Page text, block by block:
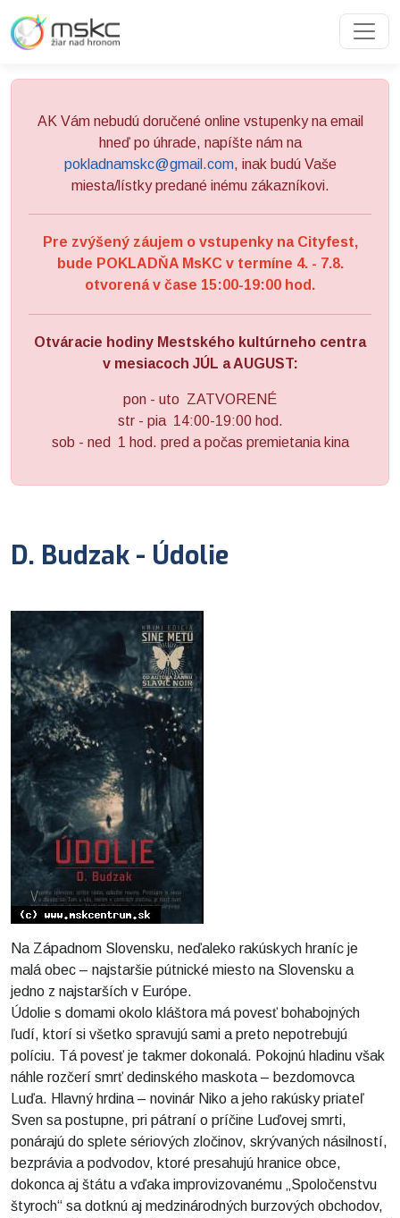
AK Vám nebudú doručené online vstupenky na email
hneď po úhrade, napíšte nám na
pokladnamskc@gmail.com, inak budú Vaše
miesta/lístky predané inému zákazníkovi.
Pre zvýšený záujem o vstupenky na Cityfest,
bude POKLADŇA MsKC v termíne 4. - 7.8.
otvorená v čase 15:00-19:00 hod.
Otváracie hodiny Mestského kultúrneho centra
v mesiacoch JÚL a AUGUST:
pon - uto ZATVORENÉ
str - pia 14:00-19:00 hod.
sob - ned 1 hod. pred a počas premietania kina
D. Budzak - Údolie
Na Západnom Slovensku, neďaleko rakúskych hraníc je
malá obec – najstaršie pútnické miesto na Slovensku a
jedno z najstarších v Európe.
Údolie s domami okolo kláštora má povesť bohabojných
ľudí, ktorí si všetko spravujú sami a preto nepotrebujú
políciu. Tá povesť je takmer dokonalá. Pokojnú hladinu však
náhle rozčerí smrť dedinského maskota – bezdomovca
Luďa. Hlavný hrdina – novinár Niko a jeho rakúsky priateľ
Sven sa postupne, pri pátraní o príčine Luďovej smrti,
ponárajú do splete sériových zločinov, skrývaných násilností,
bezprávia a podvodov, ktoré presahujú hranice obce,
dokonca aj štátu a vďaka improvizovanému „Spoločenstvu
štyroch“ sa dotknú aj medzinárodných burzových obchodov,